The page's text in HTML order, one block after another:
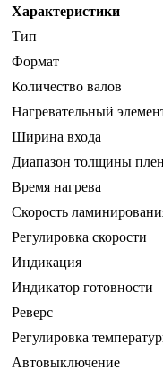
Характеристики
Тип
Формат
Количество валов
Нагревательный
Ширина входа
Диапазон толщины
Время нагрева
Скорость
Регулировка скорости
Индикация
Индикатор готовности
Реверс
Регулировка
Автовыключение